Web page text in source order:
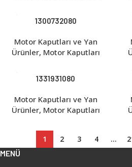
1300732080
Motor Kaputları ve Yan
Ürünler, Motor Kaputları
1331931080
Motor Kaputları ve Yan
Ürünler, Motor Kaputları
1 2 3 4 …
MENÜ